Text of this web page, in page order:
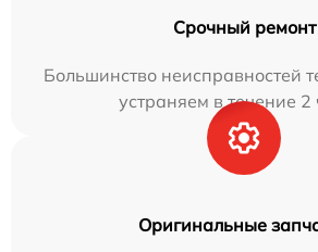
Срочный ремонт
Большинство неисправностей
устраняем в течение 2
Оригинальные